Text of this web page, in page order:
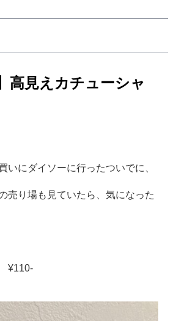
高見えカチューシャ
いにダイソーに行ったついでに、
売り場も見ていたら、気になった
¥110-